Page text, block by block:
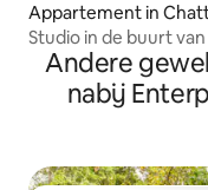
Appartement in
Studio in de buurt
Kitchenette
Andere
nabij